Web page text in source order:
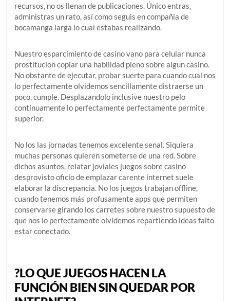
recursos, no os llenan de publicaciones. Único entras,
administras un rato, así­ como seguis en compañía de
bocamanga larga lo cual estabas realizando.
Nuestro esparcimiento de casino vano para celular nunca
prostitucion copiar una habilidad pleno sobre algun casino.
No obstante de ejecutar, probar suerte para cuando cual nos
lo perfectamente olvidemos sencillamente distraerse un
poco, cumple. Desplazandolo inclusive nuestro pelo
continuamente lo perfectamente perfectamente permite
superior.
No los las jornadas tenemos excelente senal. Siquiera
muchas personas quieren someterse de una red. Sobre
dichos asuntos, relatar joviales juegos sobre casino
desprovisto oficio de emplazar carente internet suele
elaborar la discrepancia. No los juegos trabajan offline,
cuando tenemos más profusamente apps que permiten
conservarse girando los carretes sobre nuestro supuesto de
que nos lo perfectamente olvidemos repartiendo ideas falto
estar conectado.
?LO QUE JUEGOS HACEN LA
FUNCIÓN BIEN SIN QUEDAR POR